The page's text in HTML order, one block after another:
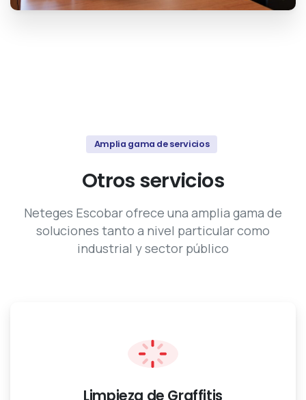
Amplia gama de servicios
Otros servicios
Neteges Escobar ofrece una amplia gama de
soluciones tanto a nivel particular como
industrial y sector público
Limpieza de Graffitis